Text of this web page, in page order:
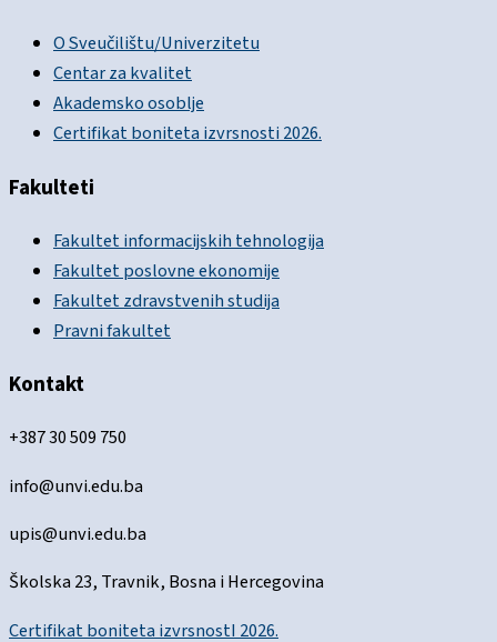
O Sveučilištu/Univerzitetu
Centar za kvalitet
Akademsko osoblje
Certifikat boniteta izvrsnosti 2026.
Fakulteti
Fakultet informacijskih tehnologija
Fakultet poslovne ekonomije
Fakultet zdravstvenih studija
Pravni fakultet
Kontakt
+387 30 509 750
info@unvi.edu.ba
upis@unvi.edu.ba
Školska 23, Travnik, Bosna i Hercegovina
Certifikat boniteta izvrsnostI 2026.